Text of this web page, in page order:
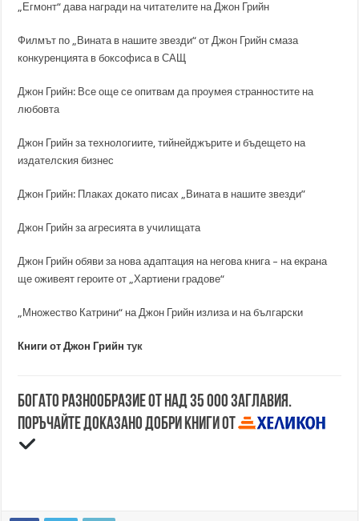
„Егмонт“ дава награди на читателите на Джон Грийн
Филмът по „Вината в нашите звезди“ от Джон Грийн смаза
конкуренцията в боксофиса в САЩ
Джон Грийн: Все още се опитвам да проумея странностите на
любовта
Джон Грийн за технологиите, тийнейджърите и бъдещето на
издателския бизнес
Джон Грийн: Плаках докато писах „Вината в нашите звезди”
Джон Грийн за агресията в училищата
Джон Грийн обяви за нова адаптация на негова книга – на екрана
ще оживеят героите от „Хартиени градове“
„Множество Катрини“ на Джон Грийн излиза и на български
Книги от Джон Грийнтук
Богато разнообразие от над 35 000 заглавия.
Поръчайте доказано добри книги от